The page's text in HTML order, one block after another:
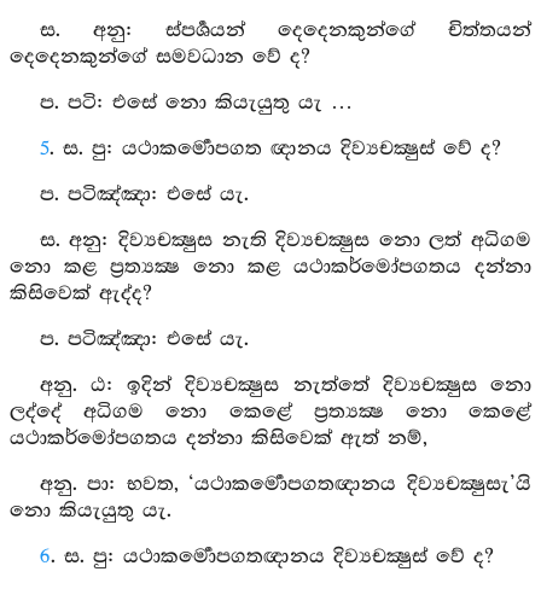
ස. අනු: ස්පර්‍ශයන් දෙදෙනකුන්ගේ චිත්තයන්
දෙදෙනකුන්ගේ සමවධාන වේ ද?
ප. පටි: එසේ නො කියැයුතු යැ …
5. ස. පු: යථාකර්‍මොපගත ඥානය දිව්‍යචක්‍ෂුස් වේ ද?
ප. පටිඤ්ඤා: එසේ යැ.
ස. අනු: දිව්‍යචක්‍ෂුස නැති දිව්‍යචක්‍ෂුස නො ලත් අධිගම
නො කළ ප්‍රත්‍යක්‍ෂ නො කළ යථාකර්මෝපගතය දන්නා
කිසිවෙක් ඇද්ද?
ප. පටිඤ්ඤා: එසේ යැ.
අනු. ඨ: ඉදින් දිව්‍යචක්‍ෂුස නැත්තේ දිව්‍යචක්‍ෂුස නො
ලද්දේ අධිගම නො කෙළේ ප්‍රත්‍යක්‍ෂ නො කෙළේ
යථාකර්මෝපගතය දන්නා කිසිවෙක් ඇත් නම්,
අනු. පා: භවත, ‘යථාකර්‍මොපගතඥානය දිව්‍යචක්‍ෂුසැ’යි
නො කියැයුතු යැ.
6. ස. පු: යථාකර්‍මොපගතඥානය දිව්‍යචක්‍ෂුස් වේ ද?